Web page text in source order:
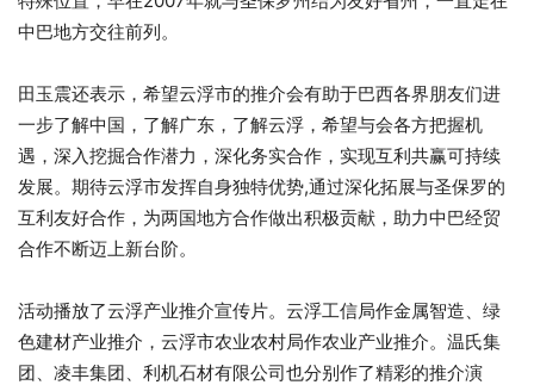
中巴地方交往前列。
田玉震还表示，希望云浮市的推介会有助于巴西各界朋友们进
一步了解中国，了解广东，了解云浮，希望与会各方把握机
遇，深入挖掘合作潜力，深化务实合作，实现互利共赢可持续
发展。期待云浮市发挥自身独特优势,通过深化拓展与圣保罗的
互利友好合作，为两国地方合作做出积极贡献，助力中巴经贸
合作不断迈上新台阶。
活动播放了云浮产业推介宣传片。云浮工信局作金属智造、绿
色建材产业推介，云浮市农业农村局作农业产业推介。温氏集
团、凌丰集团、利机石材有限公司也分别作了精彩的推介演